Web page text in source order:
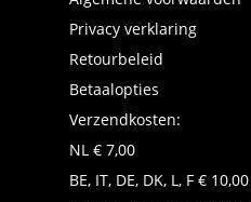
Privacy verklaring
Retourbeleid
Betaalopties
Verzendkosten:
NL € 7,00
BE, IT, DE, DK, L, F € 10,00